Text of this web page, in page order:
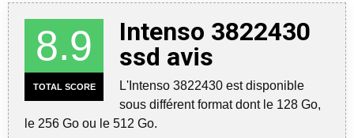
8.9
TOTAL SCORE
Intenso 3822430
ssd avis
L'Intenso 3822430 est disponible
sous différent format dont le 128 Go,
le 256 Go ou le 512 Go.